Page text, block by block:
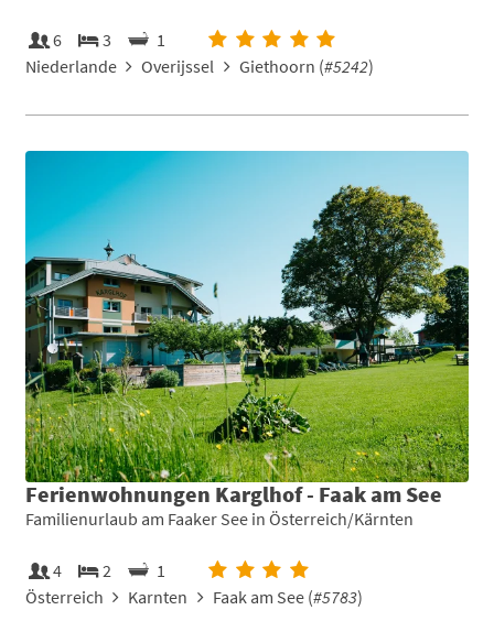
6 3
1
Niederlande
Overijssel Giethoorn (#5242)
Ferienwohnungen Karglhof - Faak am See
Familienurlaub am Faaker See in Österreich/Kärnten
4 2
1
Österreich
Karnten Faak am See (#5783)